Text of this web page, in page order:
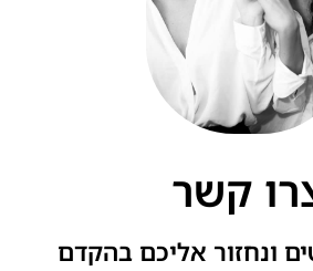
קשר
ונחזור אליכם בהקדם